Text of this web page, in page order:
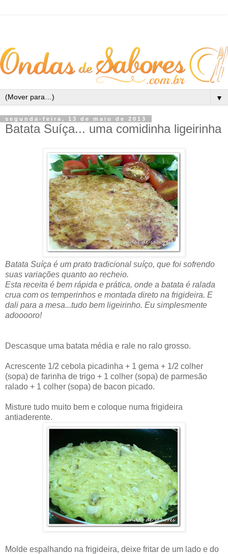
▼
segunda-feira, 13 de maio de 2013
Batata Suíça... uma comidinha ligeirinha
Batata Suíça é um prato tradicional suíço, que foi sofrendo
suas variações quanto ao recheio.
Esta receita é bem rápida e prática, onde a batata é ralada
crua com os temperinhos e montada direto na frigideira. E
dali para a mesa...tudo bem ligeirinho. Eu simplesmente
adooooro!
Descasque uma batata média e rale no ralo grosso.
Acrescente 1/2 cebola picadinha + 1 gema + 1/2 colher
(sopa) de farinha de trigo + 1 colher (sopa) de parmesão
ralado + 1 colher (sopa) de bacon picado.
Misture tudo muito bem e coloque numa frigideira
antiaderente.
Molde espalhando na frigideira, deixe fritar de um lado e do